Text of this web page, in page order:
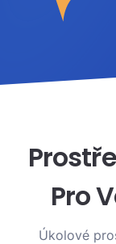
Pro
Úkolové